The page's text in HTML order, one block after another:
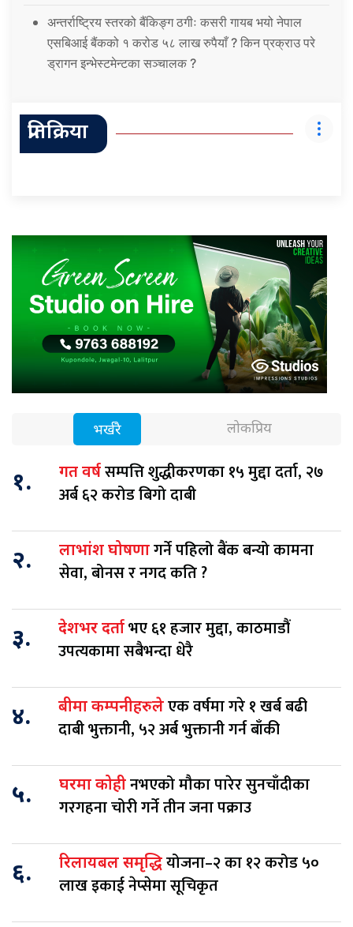
अन्तर्राष्ट्रिय स्तरको बैंकिङ्ग ठगीः कसरी गायब भयो नेपाल
एसबिआई बैंकको १ करोड ५८ लाख रुपैयाँ ? किन प्रक्राउ परे
ड्रागन इन्भेस्टमेन्टका सञ्चालक ?
प्रतिक्रिया
भर्खरै लोकप्रिय
१. गत वर्षसम्पत्ति शुद्धीकरणका १५ मुद्दा दर्ता, २७
अर्ब ६२ करोड बिगो दाबी
२. लाभांश घोषणागर्ने पहिलो बैंक बन्यो कामना
सेवा, बोनस र नगद कति ?
३. देशभर दर्ताभए ६१ हजार मुद्दा, काठमाडौं
उपत्यकामा सबैभन्दा धेरै
४. बीमा कम्पनीहरुलेएक वर्षमा गरे १ खर्ब बढी
दाबी भुक्तानी, ५२ अर्ब भुक्तानी गर्न बाँकी
५. घरमा कोहीनभएको मौका पारेर सुनचाँदीका
गरगहना चोरी गर्ने तीन जना पक्राउ
६. रिलायबल समृद्धियोजना–२ का १२ करोड ५०
लाख इकाई नेप्सेमा सूचिकृत